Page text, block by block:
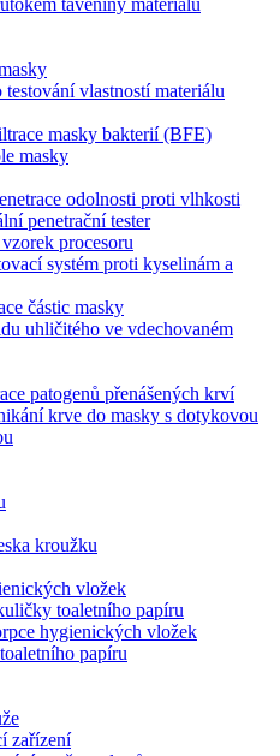
vlastností materiálu
masky bakterií (BFE)
masky
odolnosti proti vlhkosti
penetrační tester
procesoru
systém proti kyselinám a
částic masky
uhličitého ve vdechovaném
patogenů přenášených krví
krve do masky s dotykovou
kroužku
vložek
toaletního papíru
hygienických vložek
papíru
zařízení